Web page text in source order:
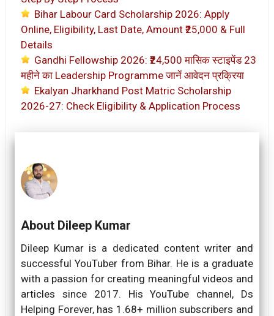
Bihar Labour Card Scholarship 2026: Apply
Online, Eligibility, Last Date, Amount ₹25,000 & Full
Details
Gandhi Fellowship 2026: ₹24,500 मासिक स्टाइपेंड 23
महीने का Leadership Programme जानें आवेदन प्रक्रिया
Ekalyan Jharkhand Post Matric Scholarship
2026-27: Check Eligibility & Application Process
About Dileep Kumar
Dileep Kumar is a dedicated content writer and
successful YouTuber from Bihar. He is a graduate
with a passion for creating meaningful videos and
articles since 2017. His YouTube channel, Ds
Helping Forever, has 1.68+ million subscribers and